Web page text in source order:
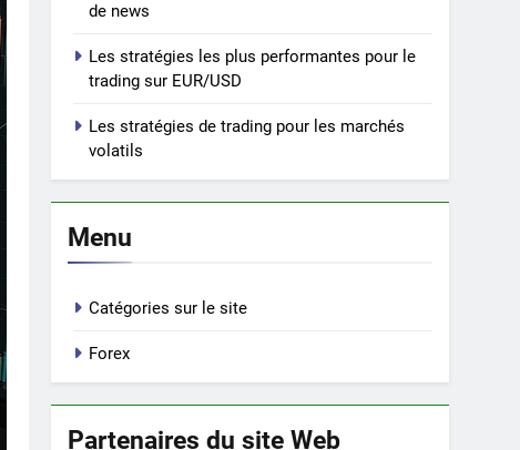
de news
Les stratégies les plus performantes pour le
trading sur EUR/USD
Les stratégies de trading pour les marchés
volatils
Menu
Catégories sur le site
Forex
Partenaires du site Web